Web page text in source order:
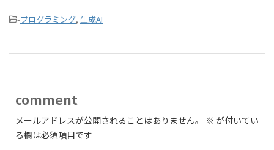
-プログラミング, 生成AI
comment
メールアドレスが公開されることはありません。 ※ が付いてい
る欄は必須項目です